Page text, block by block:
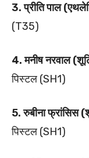
3. प्रीति पाल
(T35)
4. मनीष नरवाल
पिस्टल (SH1)
5. रुबीना फ्रांसिस
पिस्टल (SH1)